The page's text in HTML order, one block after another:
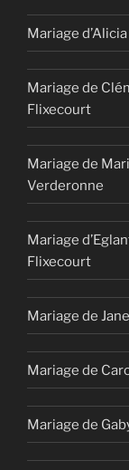
Mariage
Mariage de
Flixecourt
Mariage de
Verderonne
Mariage
Flixecourt
Mariage de
Mariage de
Mariage de